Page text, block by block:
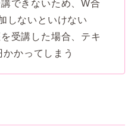
できないため、W合
しないといけない
受講した場合、テキ
かってしまう